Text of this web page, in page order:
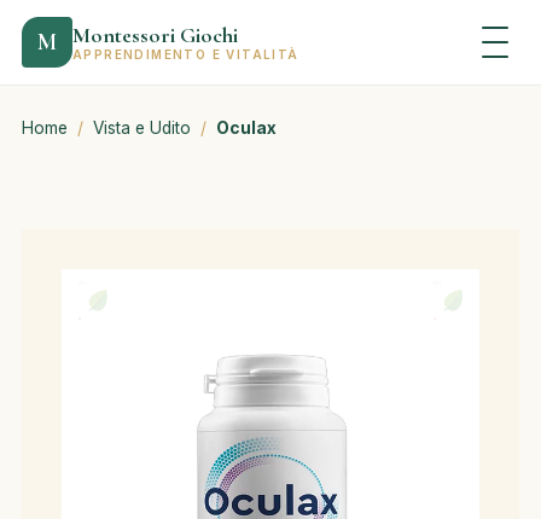
M Montessori Giochi
APPRENDIMENTO E VITALITÀ
Home / Vista e Udito / Oculax